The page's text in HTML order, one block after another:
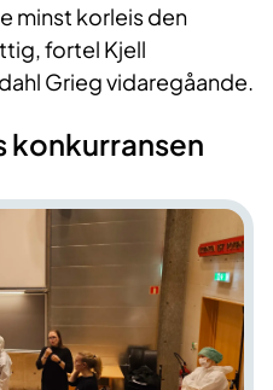
minst korleis den
fortel Kjell
Grieg vidaregåande.